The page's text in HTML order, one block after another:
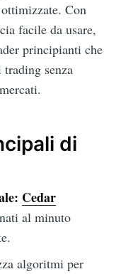
Con
facile da usare,
principianti che
trading senza
di
Cedar
al minuto
algoritmi per